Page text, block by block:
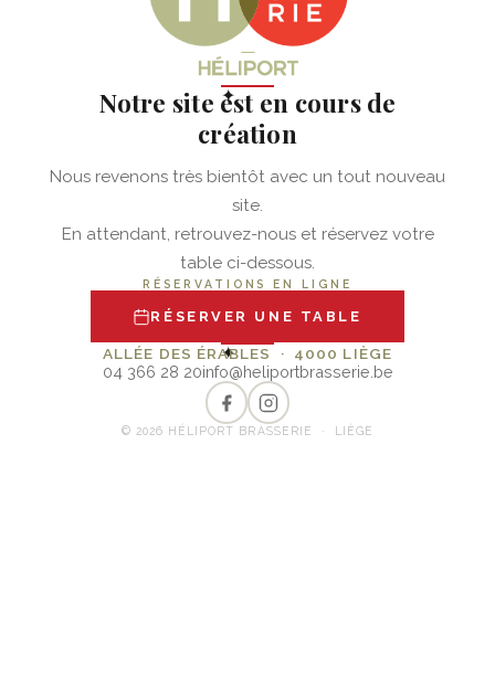
✦
Notre site est en cours de
création
Nous revenons très bientôt avec un tout nouveau
site.
En attendant, retrouvez-nous et réservez votre
table ci-dessous.
RÉSERVATIONS EN LIGNE
RÉSERVER UNE TABLE
✦
ALLÉE DES ÉRABLES · 4000 LIÈGE
04 366 28 20info@heliportbrasserie.be
© 2026 HÉLIPORT BRASSERIE · LIÈGE